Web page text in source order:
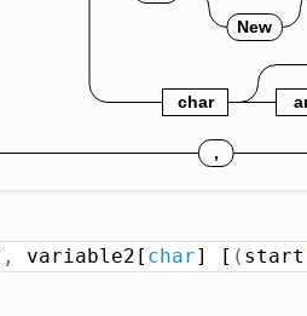
, variable2[ char] [ ( start